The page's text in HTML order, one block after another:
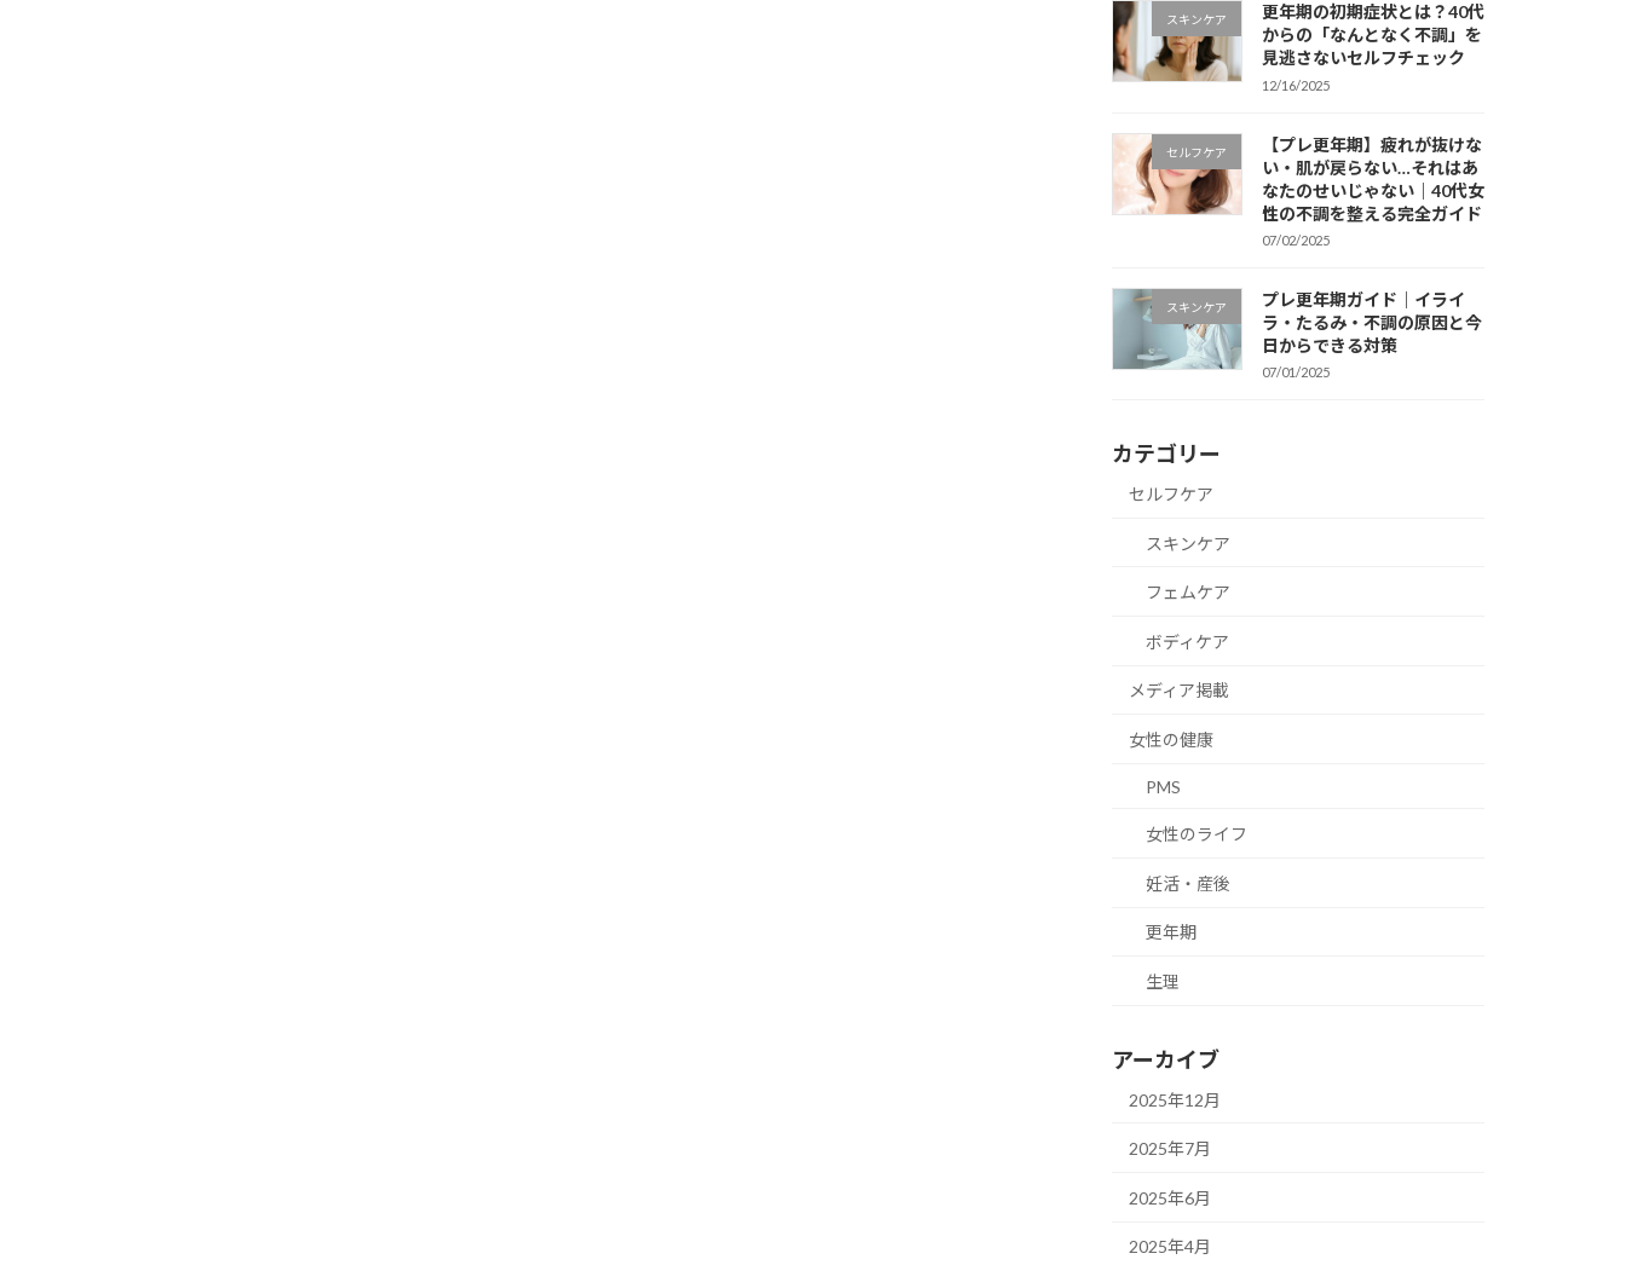
スキンケア
更年期の初期症状とは？40代
からの「なんとなく不調」を
見逃さないセルフチェック
12/16/2025
セルフケア
【プレ更年期】疲れが抜けな
い・肌が戻らない…それはあ
なたのせいじゃない｜40代女
性の不調を整える完全ガイド
07/02/2025
スキンケア
プレ更年期ガイド｜イライ
ラ・たるみ・不調の原因と今
日からできる対策
07/01/2025
カテゴリー
セルフケア
スキンケア
フェムケア
ボディケア
メディア掲載
女性の健康
PMS
女性のライフ
妊活・産後
更年期
生理
アーカイブ
2025年12月
2025年7月
2025年6月
2025年4月